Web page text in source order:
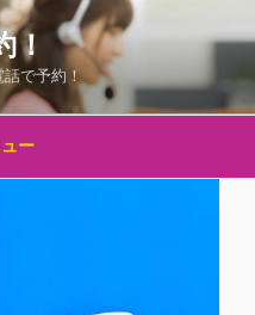
！
話で予約！
ー